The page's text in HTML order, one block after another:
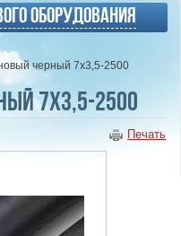
оборудования
черный 7х3,5-2500
7х3,5-2500
Печать